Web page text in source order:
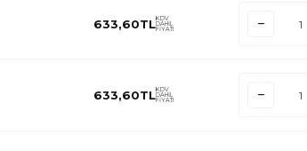
633,60TLKDV
DAHİL
FİYATI
633,60TLKDV
DAHİL
FİYATI